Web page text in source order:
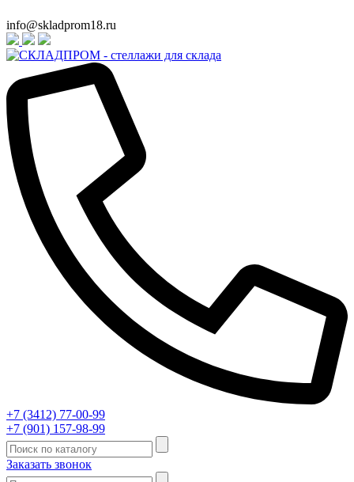
info@skladprom18.ru
+7 (3412) 77-00-99
+7 (901) 157-98-99
Заказать звонок